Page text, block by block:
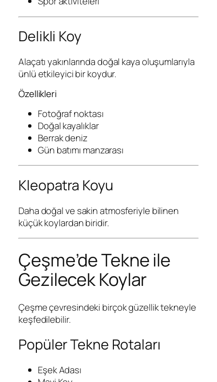
Delikli Koy
Alaçatı yakınlarında doğal kaya oluşumlarıyla
ünlü etkileyici bir koydur.
Özellikleri
Fotoğraf noktası
Doğal kayalıklar
Berrak deniz
Gün batımı manzarası
Kleopatra Koyu
Daha doğal ve sakin atmosferiyle bilinen
küçük koylardan biridir.
Çeşme’de Tekne ile
Gezilecek Koylar
Çeşme çevresindeki birçok güzellik tekneyle
keşfedilebilir.
Popüler Tekne Rotaları
Eşek Adası